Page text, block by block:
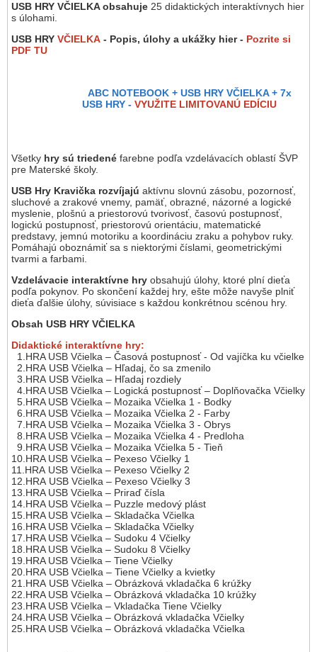
USB HRY VČIELKA obsahuje 25 didaktických interaktívnych hier
s úlohami.
USB HRY VČIELKA - Popis, úlohy a ukážky hier - Pozrite si
PDF TU
ABC NOTEBOOK + USB HRY VČIELKA + 7x
USB HRY - VYUŽITE LIMITOVANÚ EDÍCIU
Všetky hry sú triedené farebne podľa vzdelávacích oblastí ŠVP
pre Materské školy.
USB Hry Kravička rozvíjajú aktívnu slovnú zásobu, pozornosť,
sluchové a zrakové vnemy, pamäť, obrazné, názorné a logické
myslenie, plošnú a priestorovú tvorivosť, časovú postupnosť,
logickú postupnosť, priestorovú orientáciu, matematické
predstavy, jemnú motoriku a koordináciu zraku a pohybov ruky.
Pomáhajú oboznámiť sa s niektorými číslami, geometrickými
tvarmi a farbami.
Vzdelávacie interaktívne hry obsahujú úlohy, ktoré plní dieťa
podľa pokynov. Po skončení každej hry, ešte môže navyše plniť
dieťa ďalšie úlohy, súvisiace s každou konkrétnou scénou hry.
Obsah USB HRY VČIELKA
Didaktické interaktívne hry:
1.HRA USB Včielka – Časová postupnosť - Od vajíčka ku včielke
2.HRA USB Včielka – Hľadaj, čo sa zmenilo
3.HRA USB Včielka – Hľadaj rozdiely
4.HRA USB Včielka – Logická postupnosť – Doplňovačka Včielky
5.HRA USB Včielka – Mozaika Včielka 1 - Bodky
6.HRA USB Včielka – Mozaika Včielka 2 - Farby
7.HRA USB Včielka – Mozaika Včielka 3 - Obrys
8.HRA USB Včielka – Mozaika Včielka 4 - Predloha
9.HRA USB Včielka – Mozaika Včielka 5 - Tieň
10.HRA USB Včielka – Pexeso Včielky 1
11.HRA USB Včielka – Pexeso Včielky 2
12.HRA USB Včielka – Pexeso Včielky 3
13.HRA USB Včielka – Priraď čísla
14.HRA USB Včielka – Puzzle medový plást
15.HRA USB Včielka – Skladačka Včielka
16.HRA USB Včielka – Skladačka Včielky
17.HRA USB Včielka – Sudoku 4 Včielky
18.HRA USB Včielka – Sudoku 8 Včielky
19.HRA USB Včielka – Tiene Včielky
20.HRA USB Včielka – Tiene Včielky a kvietky
21.HRA USB Včielka – Obrázková vkladačka 6 krúžky
22.HRA USB Včielka – Obrázková vkladačka 10 krúžky
23.HRA USB Včielka – Vkladačka Tiene Včielky
24.HRA USB Včielka – Obrázková vkladačka Včielky
25.HRA USB Včielka – Obrázková vkladačka Včielka